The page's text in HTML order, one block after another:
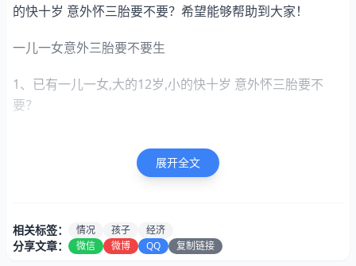
的快十岁 意外怀三胎要不要？希望能够帮助到大家！
一儿一女意外三胎要不要生
1、已有一儿一女,大的12岁,小的快十岁 意外怀三胎要不
要？
展开全文
相关标签： 情况 孩子 经济
分享文章： 微信 微博 QQ 复制链接